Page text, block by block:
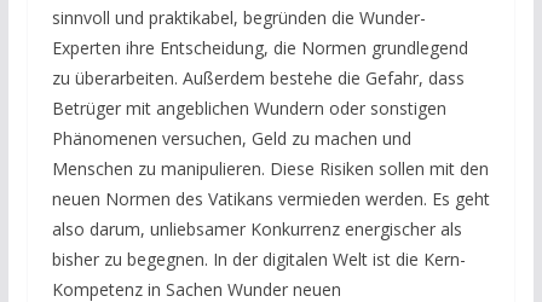
sinnvoll und praktikabel, begründen die Wunder-
Experten ihre Entscheidung, die Normen grundlegend
zu überarbeiten. Außerdem bestehe die Gefahr, dass
Betrüger mit angeblichen Wundern oder sonstigen
Phänomenen versuchen, Geld zu machen und
Menschen zu manipulieren. Diese Risiken sollen mit den
neuen Normen des Vatikans vermieden werden. Es geht
also darum, unliebsamer Konkurrenz energischer als
bisher zu begegnen. In der digitalen Welt ist die Kern-
Kompetenz in Sachen Wunder neuen